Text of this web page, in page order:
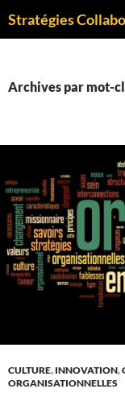
auStratégies
Archives par mot-
CULTURE, INNOVATION,
ORGANISATIONNELLES